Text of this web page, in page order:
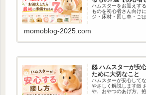
ハムスターをお迎えす
ものを初心者さん向け
ジ・床材・回し車・ご
momoblog-2025.com
🐹 ハムスターが安
ために大切なこと
ハムスターが安心して
やさしく解説します🐹
や、おやつのあげ方、